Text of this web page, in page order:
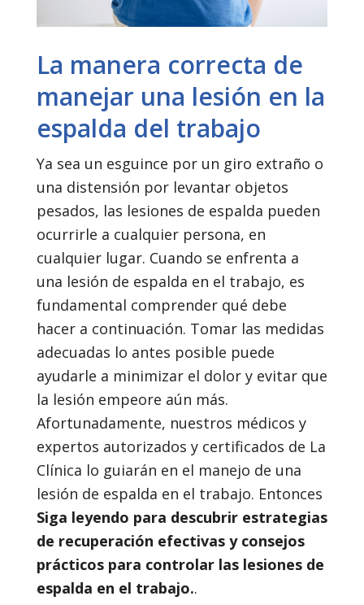
La manera correcta de
manejar una lesión en la
espalda del trabajo
Ya sea un esguince por un giro extraño o
una distensión por levantar objetos
pesados, las lesiones de espalda pueden
ocurrirle a cualquier persona, en
cualquier lugar. Cuando se enfrenta a
una lesión de espalda en el trabajo, es
fundamental comprender qué debe
hacer a continuación. Tomar las medidas
adecuadas lo antes posible puede
ayudarle a minimizar el dolor y evitar que
la lesión empeore aún más.
Afortunadamente, nuestros médicos y
expertos autorizados y certificados de La
Clínica lo guiarán en el manejo de una
lesión de espalda en el trabajo. Entonces
Siga leyendo para descubrir estrategias
de recuperación efectivas y consejos
prácticos para controlar las lesiones de
espalda en el trabajo..